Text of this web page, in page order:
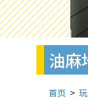
油麻
首页